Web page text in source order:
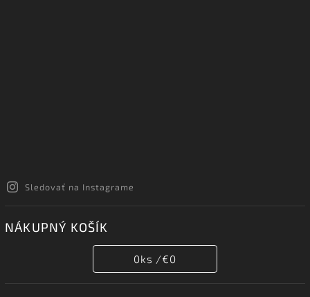
Sledovať na Instagrame
NÁKUPNÝ KOŠÍK
0ks /€0